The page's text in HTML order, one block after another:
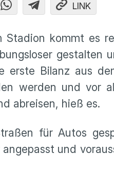
LINK
Stadion kommt es
gestalten
erste Bilanz aus
werden und vor
abreisen, hieß es.
für Autos
und